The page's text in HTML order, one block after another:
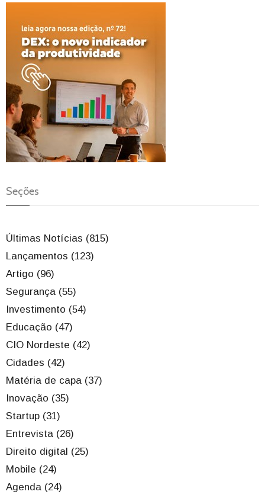
Seções
Últimas Notícias (815)
Lançamentos (123)
Artigo (96)
Segurança (55)
Investimento (54)
Educação (47)
CIO Nordeste (42)
Cidades (42)
Matéria de capa (37)
Inovação (35)
Startup (31)
Entrevista (26)
Direito digital (25)
Mobile (24)
Agenda (24)